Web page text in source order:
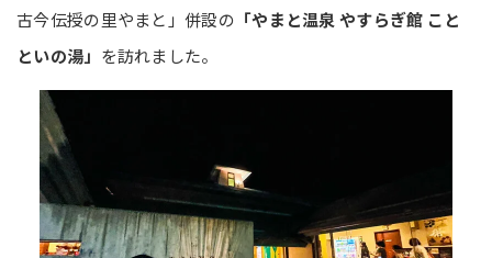
古今伝授の里やまと」併設の 「やまと温泉 やすらぎ館 こと
といの湯」 を訪れました。